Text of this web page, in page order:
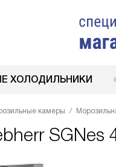
ХОЛОДИЛЬНИКИ
камеры
SGNes